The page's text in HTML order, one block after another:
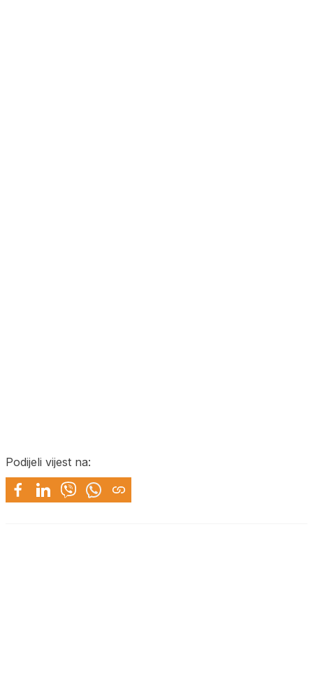
Podijeli vijest na: